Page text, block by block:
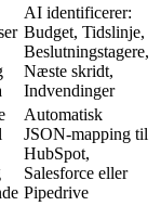
AI identificerer:
Budget, Tidslinje,
Beslutningstagere,
Næste skridt,
Indvendinger
Automatisk
JSON-mapping til
HubSpot,
Salesforce eller
Pipedrive